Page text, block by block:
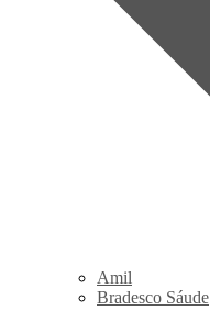
Amil
Bradesco Sáude